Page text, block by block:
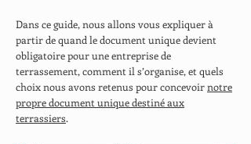
Dans ce guide, nous allons vous expliquer à
partir de quand le document unique devient
obligatoire pour une entreprise de
terrassement, comment il s’organise, et quels
choix nous avons retenus pour concevoirnotre
propre document unique destiné aux
terrassiers.